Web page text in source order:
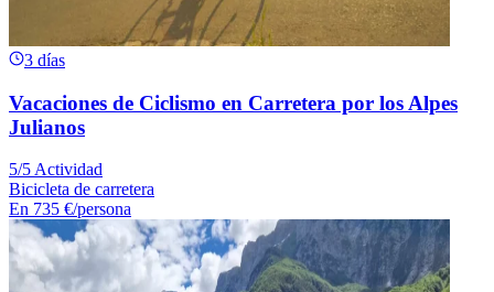
3 días
Vacaciones de Ciclismo en Carretera por los Alpes
Julianos
5/5 Actividad
Bicicleta de carretera
En 735 €/persona